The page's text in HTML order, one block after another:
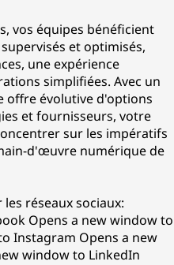
vos équipes bénéficient
et optimisés,
une expérience
simplifiées. Avec un
offre évolutive d'options
et fournisseurs, votre
sur les impératifs
d'œuvre numérique de
réseaux sociaux:
Opens a new window to
Instagram Opens a new
window to LinkedIn